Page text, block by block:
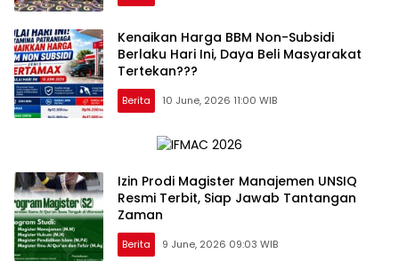
Kenaikan Harga BBM Non-Subsidi
Berlaku Hari Ini, Daya Beli Masyarakat
Tertekan???
Berita 10 June, 2026 11:00 WIB
Izin Prodi Magister Manajemen UNSIQ
Resmi Terbit, Siap Jawab Tantangan
Zaman
Berita 9 June, 2026 09:03 WIB